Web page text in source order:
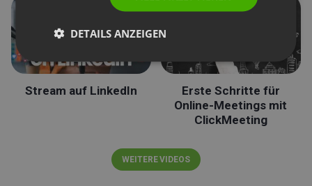
Stream auf LinkedIn
Erste Schritte für
Online-Meetings mit
ClickMeeting
WEITERE VIDEOS
DETAILS ANZEIGEN